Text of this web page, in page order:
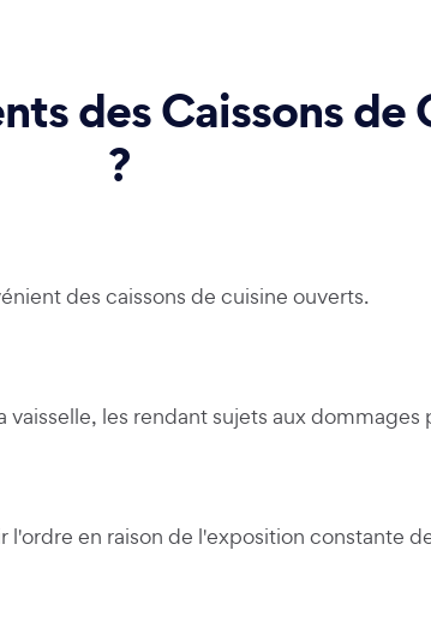
des Caissons de
?
des caissons de cuisine ouverts.
les rendant sujets aux dommages
en raison de l'exposition constante